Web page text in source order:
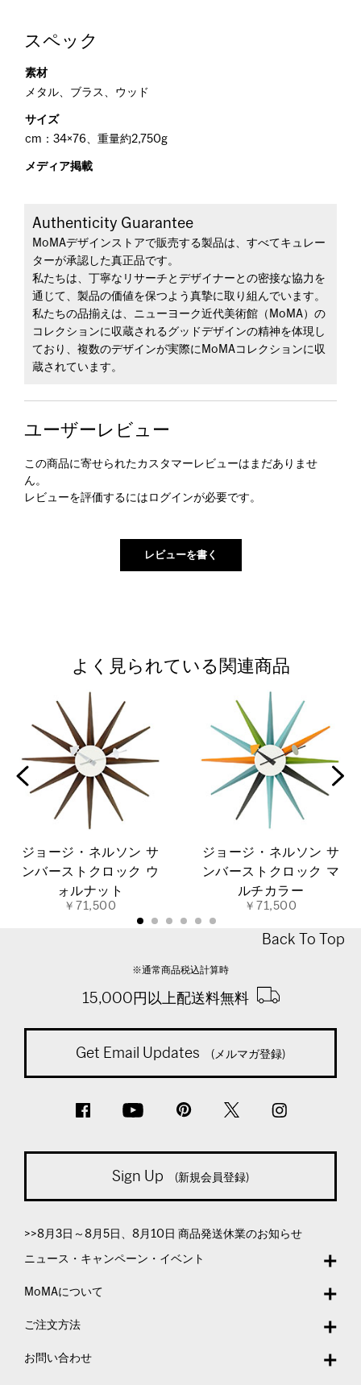
スペック
素材
メタル、ブラス、ウッド
サイズ
cm：34×76、重量約2,750g
メディア掲載
Authenticity Guarantee
MoMAデザインストアで販売する製品は、すべてキュレー
ターが承認した真正品です。
私たちは、丁寧なリサーチとデザイナーとの密接な協力を
通じて、製品の価値を保つよう真摯に取り組んでいます。
私たちの品揃えは、ニューヨーク近代美術館（MoMA）の
コレクションに収蔵されるグッドデザインの精神を体現し
ており、複数のデザインが実際にMoMAコレクションに収
蔵されています。
ユーザーレビュー
この商品に寄せられたカスタマーレビューはまだありませ
ん。
レビューを評価するには ログインが必要です。
よく見られている関連商品
ジョージ・ネルソン サ
ンバーストクロック ウ
ォルナット
￥71,500
ジョージ・ネルソン サ
ンバーストクロック マ
ルチカラー
￥71,500
Back To Top
※通常商品税込計算時
15,000円以上配送料無料
Get Email Updates (メルマガ登録)
Sign Up (新規会員登録)
>>8月3日～8月5日、8月10日 商品発送休業のお知らせ
ニュース・キャンペーン・イベント
MoMAについて
ご注文方法
お問い合わせ